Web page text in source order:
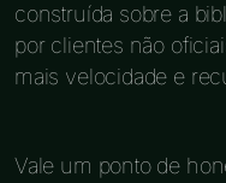
construída sobre a
por clientes não
mais velocidade e
Vale um ponto de